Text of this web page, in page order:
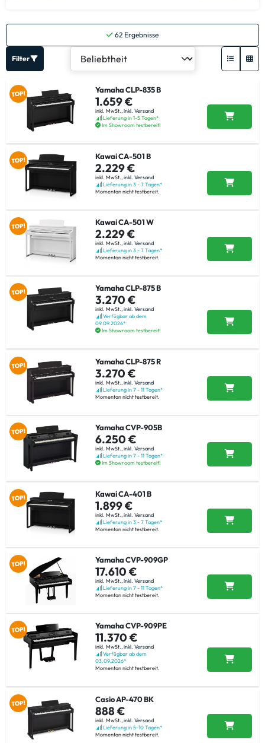
62 Ergebnisse
Filter
Yamaha CLP-835 B
1.659 €
inkl. MwSt.,inkl. Versand
Lieferung in 1-5 Tagen*
Im Showroom testbereit!
Kawai CA-501 B
2.229 €
inkl. MwSt., inkl. Versand
Lieferung in 3 - 7 Tagen*
Momentan nicht testbereit.
Kawai CA-501 W
2.229 €
inkl. MwSt., inkl. Versand
Lieferung in 3 - 7 Tagen*
Momentan nicht testbereit.
Yamaha CLP-875 B
3.270 €
inkl. MwSt.,inkl. Versand
Verfügbar ab dem
09.09.2026*
Im Showroom testbereit!
Yamaha CLP-875 R
3.270 €
inkl. MwSt., inkl. Versand
Lieferung in 7 - 11 Tagen*
Momentan nicht testbereit.
Yamaha CVP-905B
6.250 €
inkl. MwSt.,inkl. Versand
Lieferung in 7 - 11 Tagen*
Im Showroom testbereit!
Kawai CA-401 B
1.899 €
inkl. MwSt., inkl. Versand
Lieferung in 3 - 7 Tagen*
Momentan nicht testbereit.
Yamaha CVP-909GP
17.610 €
inkl. MwSt., inkl. Versand
Lieferung in 7 - 11 Tagen*
Momentan nicht testbereit.
Yamaha CVP-909PE
11.370 €
inkl. MwSt.,inkl. Versand
Verfügbar ab dem
03.09.2026*
Momentan nicht testbereit.
Casio AP-470 BK
888 €
inkl. MwSt., inkl. Versand
Lieferung in 5-10 Tagen*
Momentan nicht testbereit.